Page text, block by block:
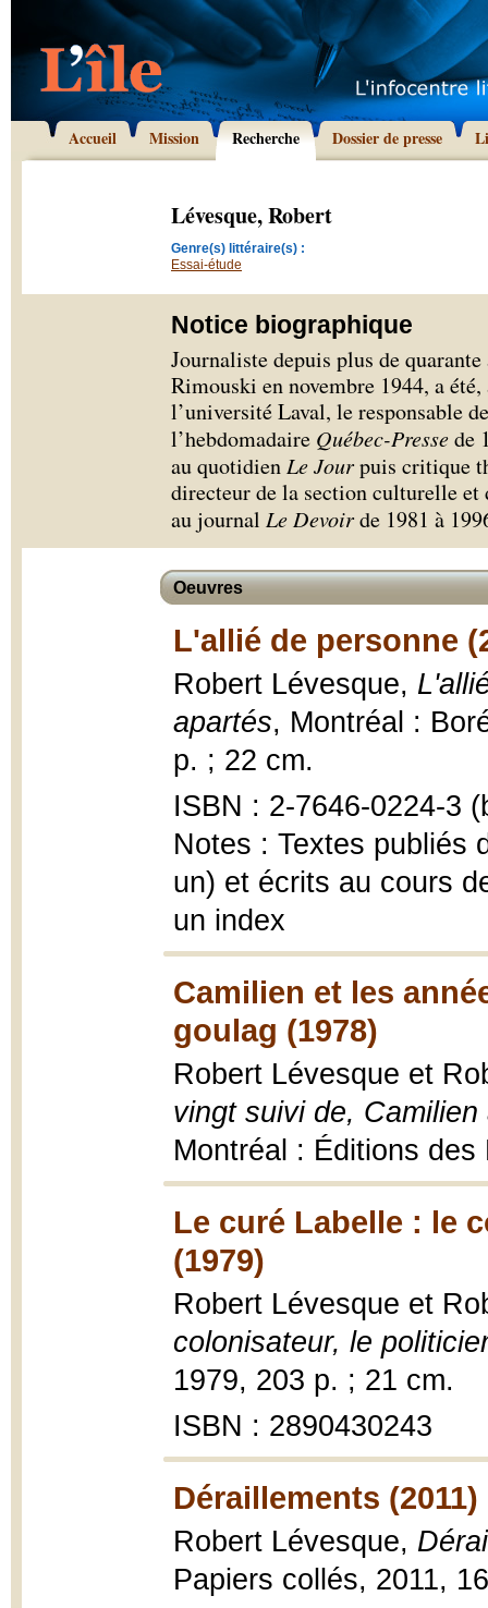
Accueil Mission Recherche Dossier de presse
Lévesque, Robert
Genre(s) littéraire(s) :
Essai-étude
Notice biographique
Journaliste depuis plus de
Rimouski en novembre 1944, a
l’université Laval, le responsable
l’hebdomadaire Québec-Pressede
au quotidien Le Jourpuis critique
directeur de la section culturelle
au journal Le Devoirde 1981 à
Oeuvres
L'allié de personne
Robert Lévesque,
apartés, Montréal :
p. ; 22 cm.
ISBN : 2-7646-0224-3
Notes : Textes publiés
un) et écrits au cours
un index
Camilien et les
goulag (1978)
Robert Lévesque et
vingt suivi de,
Montréal : Éditions
Le curé Labelle : le
(1979)
Robert Lévesque et
colonisateur, le
1979, 203 p. ; 21 cm.
ISBN : 2890430243
Déraillements (2011)
Robert Lévesque,
Papiers collés, 2011,